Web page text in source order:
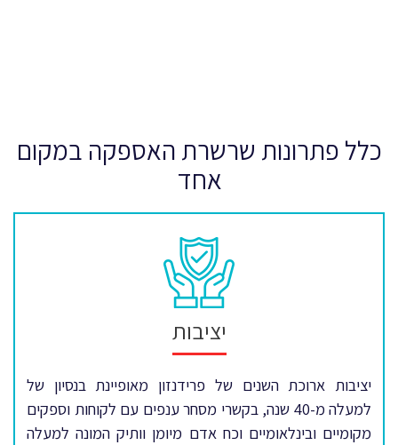
כלל פתרונות שרשרת האספקה במקום
אחד
יציבות
יציבות ארוכת השנים של פרידנזון מאופיינת בנסיון של
למעלה מ-40 שנה, בקשרי מסחר ענפים עם לקוחות וספקים
מקומיים ובינלאומיים וכח אדם מיומן וותיק המונה למעלה